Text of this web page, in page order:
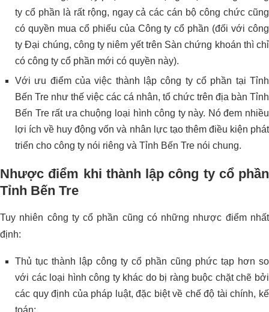
ty cổ phần là rất rộng, ngay cả các cán bộ công chức cũng
có quyền mua cổ phiếu của Công ty cổ phần (đối với công
ty Đại chúng, công ty niêm yết trên Sàn chứng khoán thì chỉ
có công ty cổ phần mới có quyền này).
Với ưu điểm của việc thành lập công ty cổ phần tại Tỉnh
Bến Tre như thế việc các cá nhân, tổ chức trên địa bàn Tỉnh
Bến Tre rất ưa chuộng loại hình công ty này. Nó đem nhiều
lợi ích về huy động vốn và nhân lực tạo thêm điều kiện phát
triển cho công ty nói riêng và Tỉnh Bến Tre nói chung.
Nhược điểm khi thành lập công ty cổ phần
Tỉnh Bến Tre
Tuy nhiên công ty cổ phần cũng có những nhược điểm nhất
định:
Thủ tục thành lập công ty cổ phần cũng phức tạp hơn so
với các loại hình công ty khác do bị ràng buộc chặt chẽ bởi
các quy định của pháp luật, đặc biệt về chế độ tài chính, kế
toán;